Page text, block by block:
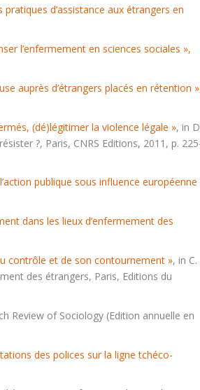
d’assistance aux étrangers en
l’enfermement en sciences sociales »,
auprès d’étrangers placés en rétention
(dé)légitimer la violence légale », in
?, Paris, CNRS Editions, 2011, p.
publique sous influence européenne
dans les lieux d’enfermement des
contrôle et de son contournement », in C.
des étrangers, Paris, Editions du
Review of Sociology (Edition annuelle en
des polices sur la ligne tchéco-